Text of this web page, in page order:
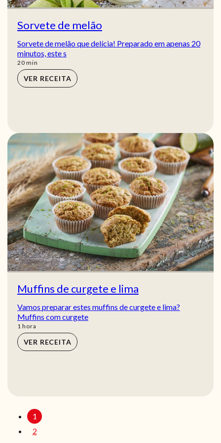
Sorvete de melão
Sorvete de melão que delícia! Preparado em apenas 20
minutos, este s
20min
min
VER RECEITA
Muffins de curgete e lima
Vamos preparar estes muffins de curgete e lima?
Muffins com curgete
1 hora
hora
VER RECEITA
1
2